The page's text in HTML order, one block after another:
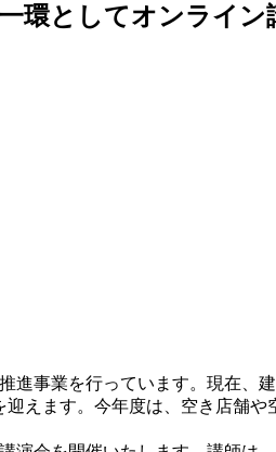
環としてオンライ
進事業を行っています。現在
えます。今年度は、空き店舗